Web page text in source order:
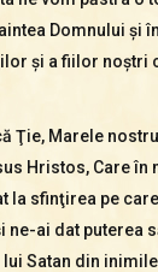
Domnului şi
şi a fiilor noştri
Ţie, Marele
Hristos, Care în
la sfinţirea pe
ne-ai dat puterea
Satan din